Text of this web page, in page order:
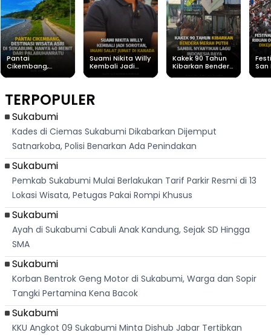
Pantai
Cikembang,
Dari
Palabuhanratu
Suami Nikita Willy
Kembali Jadi
Kakek 90 Tahun
Kibarkan Bendera
San
TERPOPULER
Sukabumi
Kades di Ciemas Sukabumi Dikabarkan Dijemput
Satnarkoba, Polisi Benarkan Ada Penindakan
Sukabumi
Pemkab Sukabumi Mulai Berlakukan Tarif Parkir Resmi di 13
Lokasi Wisata, Petugas Pakai Rompi Khusus
Sukabumi
Ayah di Sukabumi Cabuli Anak Kandung, Sejak SD Hingga
SMA
Sukabumi
Korban Bentrok Geng Motor di Sukabumi, Warga dan Sopir
Tangki Pertamina Kena Bacok
Sukabumi
KKU Angkot 09 Sukabumi Minta Dishub Jabar Tertibkan